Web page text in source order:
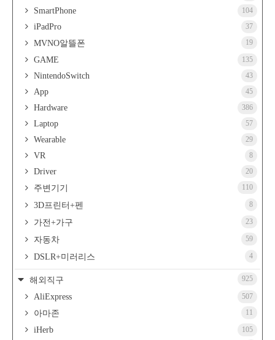
SmartPhone 104
iPadPro 37
MVNO알뜰폰 19
GAME 135
NintendoSwitch 43
App 45
Hardware 386
Laptop 57
Wearable 29
VR 8
Driver 20
주변기기 110
3D프린터+펜 8
가전+가구 23
자동차 59
DSLR+미러리스 4
해외직구 925
AliExpress 507
아마존 11
iHerb 105